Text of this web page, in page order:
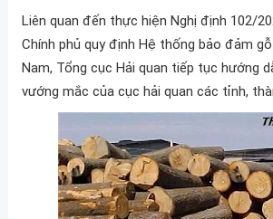
Liên quan đến thực hiện Nghị định 102/
Chính phủ quy định Hệ thống bảo đảm
Nam, Tổng cục Hải quan tiếp tục hướng
vướng mắc của cục hải quan các tỉnh,